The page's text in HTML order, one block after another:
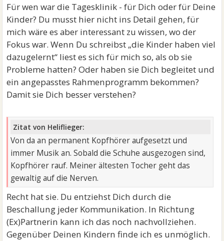
Für wen war die Tagesklinik - für Dich oder für Deine
Kinder? Du musst hier nicht ins Detail gehen, für
mich wäre es aber interessant zu wissen, wo der
Fokus war. Wenn Du schreibst „die Kinder haben viel
dazugelernt“ liest es sich für mich so, als ob sie
Probleme hatten? Oder haben sie Dich begleitet und
ein angepasstes Rahmenprogramm bekommen?
Damit sie Dich besser verstehen?
Zitat von Heliflieger:
Von da an permanent Kopfhörer aufgesetzt und
immer Musik an. Sobald die Schuhe ausgezogen sind,
Kopfhörer rauf. Meiner ältesten Tocher geht das
gewaltig auf die Nerven.
Recht hat sie. Du entziehst Dich durch die
Beschallung jeder Kommunikation. In Richtung
(Ex)Partnerin kann ich das noch nachvollziehen.
Gegenüber Deinen Kindern finde ich es unmöglich.